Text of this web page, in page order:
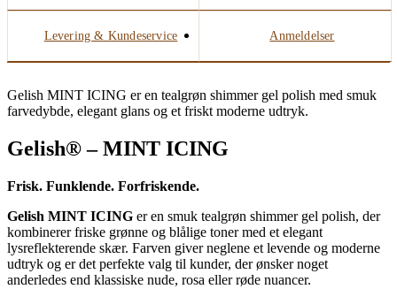
Levering & Kundeservice Anmeldelser
Gelish MINT ICING er en tealgrøn shimmer gel polish med smuk
farvedybde, elegant glans og et friskt moderne udtryk.
Gelish® – MINT ICING
Frisk. Funklende. Forfriskende.
Gelish MINT ICING er en smuk tealgrøn shimmer gel polish, der
kombinerer friske grønne og blålige toner med et elegant
lysreflekterende skær. Farven giver neglene et levende og moderne
udtryk og er det perfekte valg til kunder, der ønsker noget
anderledes end klassiske nude, rosa eller røde nuancer.